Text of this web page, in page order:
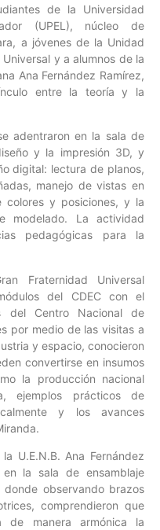
de la Universidad
(UPEL), núcleo de
a jóvenes de la Unidad
y a alumnos de la
Ana Fernández Ramírez,
entre la teoría y la
adentraron en la sala de
y la impresión 3D, y
digital: lectura de planos,
manejo de vistas en
colores y posiciones, y la
modelado. La actividad
pedagógicas para la
Fraternidad Universal
del CDEC con el
del Centro Nacional de
por medio de las visitas a
y espacio, conocieron
convertirse en insumos
la producción nacional
ejemplos prácticos de
y los avances
U.E.N.B. Ana Fernández
en la sala de ensamblaje
observando brazos
comprendieron que
manera armónica la